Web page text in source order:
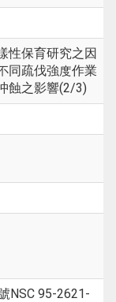
性保育研究之因
同疏伐強度作業
蝕之影響(2/3)
NSC 95-2621-